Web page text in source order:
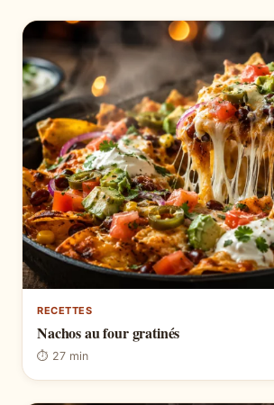
RECETTES
Nachos au four gratinés
⏱ 27 min